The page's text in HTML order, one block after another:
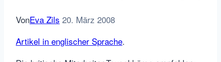
VonEva Zils 20. März 2008
Artikel in englischer Sprache.